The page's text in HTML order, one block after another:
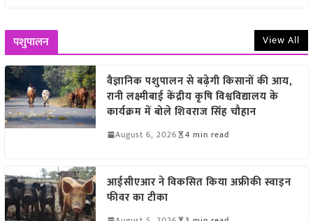
पशुपालन View All
वैज्ञानिक पशुपालन से बढ़ेगी किसानों की आय,
रानी लक्ष्मीबाई केंद्रीय कृषि विश्वविद्यालय के
कार्यक्रम में बोले शिवराज सिंह चौहान
August 6, 2026 4 min read
आईसीएआर ने विकसित किया अफ्रीकी स्वाइन
फीवर का टीका